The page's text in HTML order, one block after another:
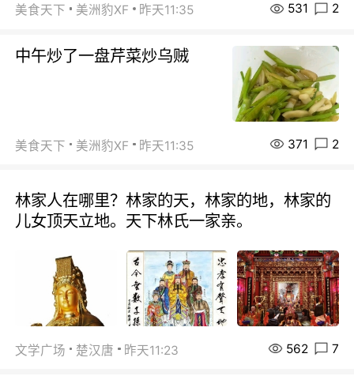
美食天下 美洲豹XF 昨天11:35 531 2
中午炒了一盘芹菜炒乌贼
美食天下 美洲豹XF 昨天11:35 371 2
林家人在哪里？林家的天，林家的地，林家的
儿女顶天立地。天下林氏一家亲。
文学广场 楚汉唐 昨天11:23 562 7